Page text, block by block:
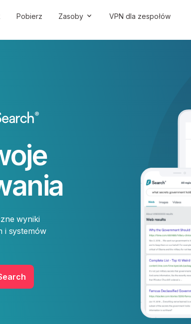
Pobierz Zasoby VPN dla zespołów
wyniki
i systemów